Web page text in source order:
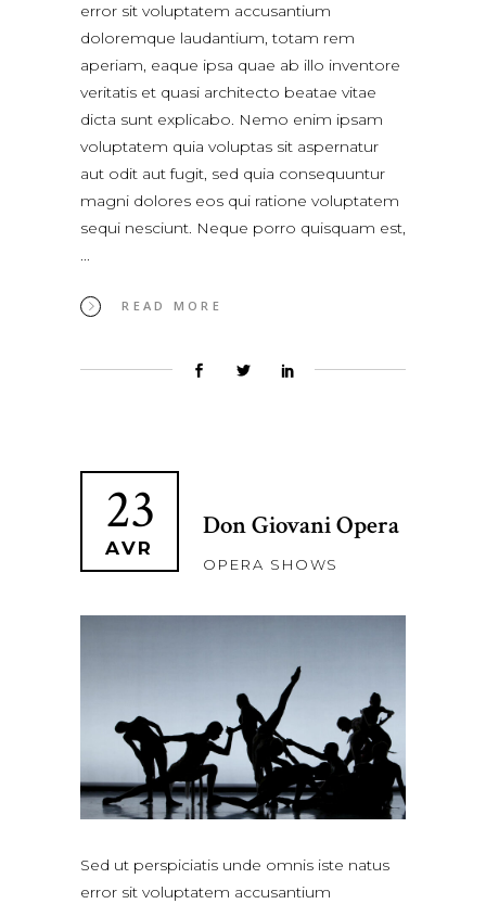
error sit voluptatem accusantium
doloremque laudantium, totam rem
aperiam, eaque ipsa quae ab illo inventore
veritatis et quasi architecto beatae vitae
dicta sunt explicabo. Nemo enim ipsam
voluptatem quia voluptas sit aspernatur
aut odit aut fugit, sed quia consequuntur
magni dolores eos qui ratione voluptatem
sequi nesciunt. Neque porro quisquam est,
READ MORE
23
AVR
Don Giovani Opera
OPERA SHOWS
Sed ut perspiciatis unde omnis iste natus
error sit voluptatem accusantium